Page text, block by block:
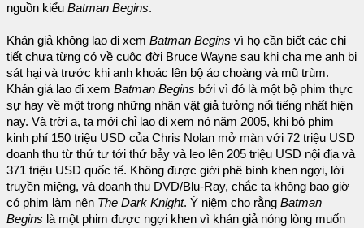
nguồn kiểu Batman Begins.
Khán giả không lao đi xem Batman Begins vì họ cần biết các chi
tiết chưa từng có về cuộc đời Bruce Wayne sau khi cha mẹ anh bị
sát hại và trước khi anh khoác lên bộ áo choàng và mũ trùm.
Khán giả lao đi xem Batman Begins bởi vì đó là một bộ phim thực
sự hay về một trong những nhân vật giả tưởng nổi tiếng nhất hiện
nay. Và trời ạ, ta mới chỉ lao đi xem nó năm 2005, khi bộ phim
kinh phí 150 triệu USD của Chris Nolan mở màn với 72 triệu USD
doanh thu từ thứ tư tới thứ bảy và leo lên 205 triệu USD nội địa và
371 triệu USD quốc tế. Không được giới phê bình khen ngợi, lời
truyền miệng, và doanh thu DVD/Blu-Ray, chắc ta không bao giờ
có phim làm nên The Dark Knight. Ý niệm cho rằng Batman
Begins là một phim được ngợi khen vì khán giả nóng lòng muốn